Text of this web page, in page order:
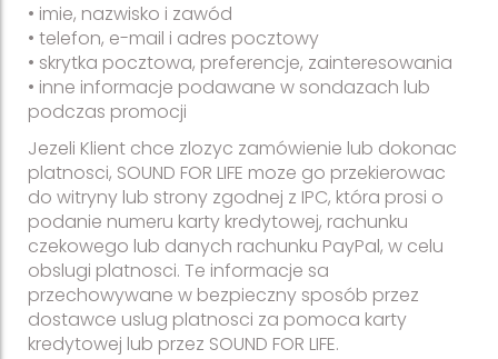
• imie, nazwisko i zawód
• telefon, e-mail i adres pocztowy
• skrytka pocztowa, preferencje, zainteresowania
• inne informacje podawane w sondazach lub
podczas promocji
Jezeli Klient chce zlozyc zamówienie lub dokonac
platnosci, SOUND FOR LIFE moze go przekierowac
do witryny lub strony zgodnej z IPC, która prosi o
podanie numeru karty kredytowej, rachunku
czekowego lub danych rachunku PayPal, w celu
obslugi platnosci. Te informacje sa
przechowywane w bezpieczny sposób przez
dostawce uslug platnosci za pomoca karty
kredytowej lub przez SOUND FOR LIFE.